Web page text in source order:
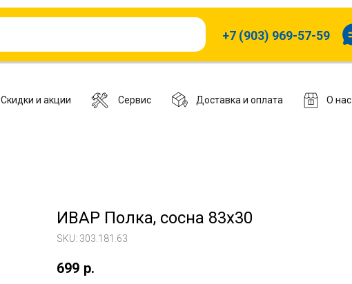
+7 (903) 969-57-59
О нас
Доставка и оплата
Скидки и акции Сервис
ИВАР Полка, сосна 83х30
SKU: 303.181.63
699 р.